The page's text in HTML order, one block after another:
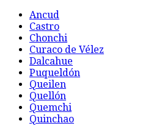
Ancud
Castro
Chonchi
Curaco de Vélez
Dalcahue
Puqueldón
Queilen
Quellón
Quemchi
Quinchao